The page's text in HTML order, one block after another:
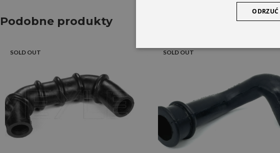
Podobne produkty
SOLD OUT SOLD OUT
ODRZUĆ